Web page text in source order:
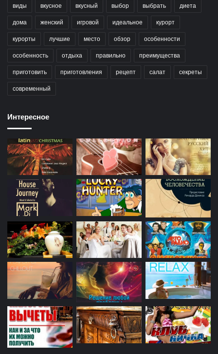
виды вкусное вкусный выбор выбрать диета
дома женский игровой идеальное курорт
курорты лучшие место обзор особенности
особенность отдыха правильно преимущества
приготовить приготовления рецепт салат секреты
современный
Интересное